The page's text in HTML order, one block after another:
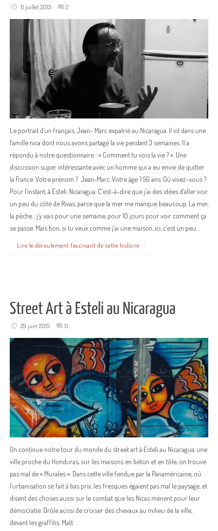
6 juillet 2015 2
Le portrait d’un français, Jean- Marc expatrié au Nicaragua. Il vit dans une
famille nica dont nous avons partagé la vie pendant 3 semaines. Il a
répondu à notre questionnaire : « Comment tu vois la vie ? ». Une
discussion super intéressante avec un homme qui a eu envie de quitter
la France. Votre prénom ? Jean-Marc. Votre âge ? 56 ans. Où vivez-vous ?
Pour l’instant, à Esteli. Nicaragua. C’est-à-dire que j’ai des idées d’aller voir
un peu du côté de Rivas, parce que la mer me manque beaucoup. La mer,
la pêche ; j’y vais pour une semaine, pour 10 jours pour voir comment ça
se passe. Mais bon, si tu veux comme j’ai une maison, ici, c’est un peu…
Lire le déroulement fascinant de cette histoire
Street Art à Esteli au Nicaragua
29 juin 2015 0
On continue notre tour du monde du street art à Esteli au Nicaragua, une
ville proche du Honduras, sur les maisons en béton et en tôle, on trouve
pas mal de « Murales ». Dans cette ville fendue par la Panaméricaine, où
l’urbanisation se fait à bas prix, les fresques égaient pas mal le paysage, et
disent des choses aussi sur le combat que les Nicas mènent pour leur
démocratie. Drôle aussi de croiser des chevaux au milieu de la ville,
devant les graffitis. Matt